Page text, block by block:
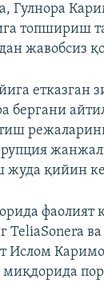
топшириш
жавобсиз
етказган
бергани
жуда қийин
Ислом